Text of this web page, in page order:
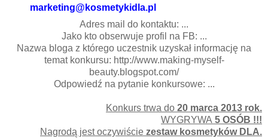
marketing@kosmetykidla.pl
Adres mail do kontaktu: ...
Jako kto obserwuje profil na FB: ...
Nazwa bloga z którego uczestnik uzyskał informację na
temat konkursu: http://www.making-myself-
beauty.blogspot.com/
Odpowiedź na pytanie konkursowe: ...
Konkurs trwa do 20 marca 2013 rok.
WYGRYWA 5 OSÓB !!!
Nagrodą jest oczywiście zestaw kosmetyków DLA.